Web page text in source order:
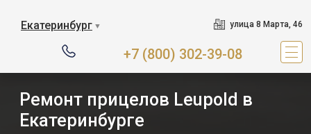
Екатеринбург ▼ улица 8 Марта, 46
+7 (800) 302-39-08
Ремонт прицелов Leupold в
Екатеринбурге